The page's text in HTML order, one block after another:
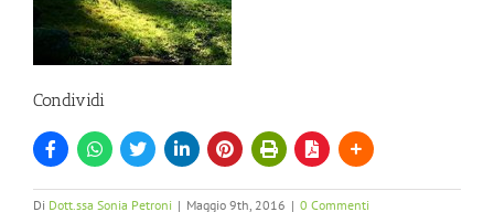
Condividi
Di Dott.ssa Sonia Petroni | Maggio 9th, 2016 | 0 Commenti